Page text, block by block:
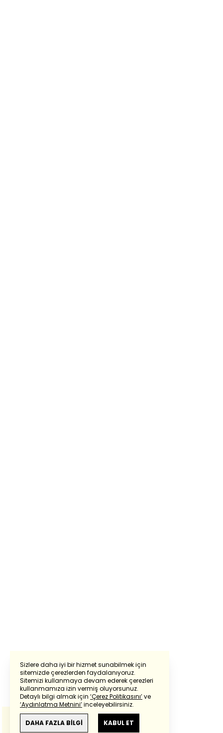
Sizlere daha iyi bir hizmet sunabilmek için
sitemizde çerezlerden faydalanıyoruz.
Sitemizi kullanmaya devam ederek çerezleri
kullanmamıza izin vermiş oluyorsunuz.
Detaylı bilgi almak için ‘Çerez Politikasını’ve
‘Aydınlatma Metnini’inceleyebilirsiniz.
DAHA FAZLA BİLGİ KABUL ET
Powered by Translate
Bu çevirideGoogle Transletekullanılmıştır.
Anlam ve çeviri hatalarından
haberturk.com
sorumlu değildir.